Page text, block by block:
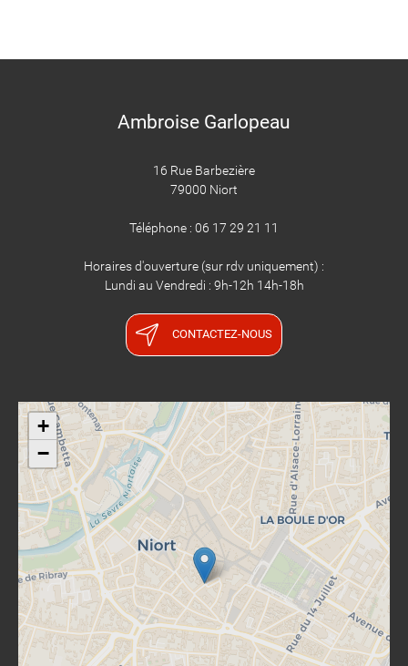
Ambroise Garlopeau
16 Rue Barbezière
79000 Niort
Téléphone : 06 17 29 21 11
Horaires d'ouverture (sur rdv uniquement) :
Lundi au Vendredi : 9h-12h 14h-18h
CONTACTEZ-NOUS
+
−